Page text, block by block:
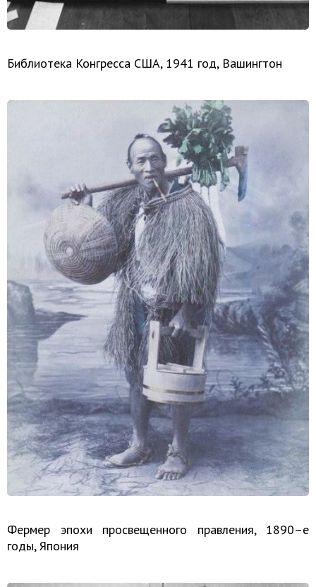
Библиотека Конгресса США, 1941 год, Вашингтон
Фермер эпохи просвещенного правления, 1890–е
годы, Япония